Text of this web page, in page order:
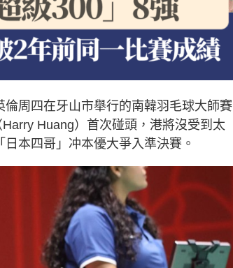
周四在牙山市舉行的南韓羽毛球大師賽
Huang）首次碰頭，港將沒受到太
本四哥」冲本優大爭入準決賽。